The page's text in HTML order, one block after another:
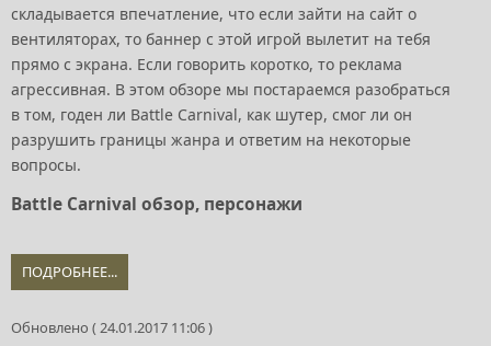
складывается впечатление, что если зайти на сайт о
вентиляторах, то баннер с этой игрой вылетит на тебя
прямо с экрана. Если говорить коротко, то реклама
агрессивная. В этом обзоре мы постараемся разобраться
в том, годен ли Battle Carnival, как шутер, смог ли он
разрушить границы жанра и ответим на некоторые
вопросы.
Battle Carnival обзор, персонажи
ПОДРОБНЕЕ...
Обновлено ( 24.01.2017 11:06 )